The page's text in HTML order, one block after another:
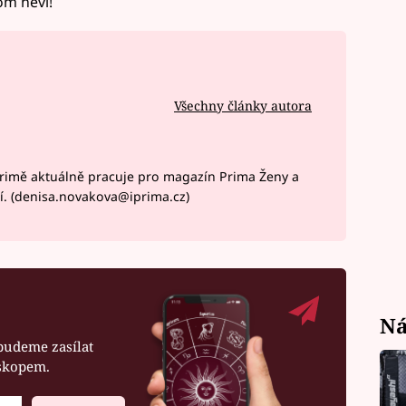
Všechny články autora
aktuálně pracuje pro magazín Prima Ženy a
zasílat